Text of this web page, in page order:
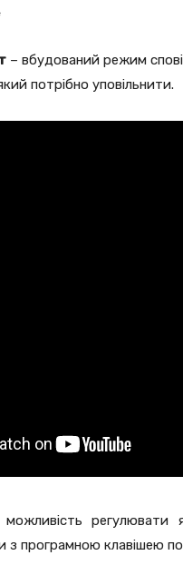
– вбудований режим
потрібно уповільнити.
регулювати
з програмною клавішею